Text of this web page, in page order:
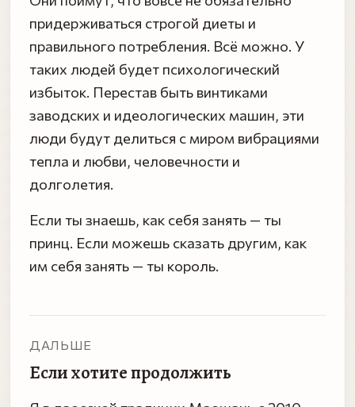
придерживаться строгой диеты и
правильного потребления. Всё можно. У
таких людей будет психологический
избыток. Перестав быть винтиками
заводских и идеологических машин, эти
люди будут делиться с миром вибрациями
тепла и любви, человечности и
долголетия.
Если ты знаешь, как себя занять — ты
принц. Если можешь сказать другим, как
им себя занять — ты король.
ДАЛЬШЕ
Если хотите продолжить